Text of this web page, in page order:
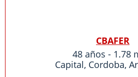
CBAFER
48 años - 1.78
Capital, Cordoba,